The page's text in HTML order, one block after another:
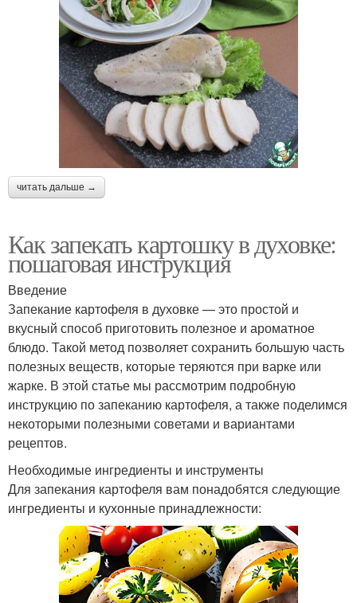
читать дальше →
Как запекать картошку в духовке:
пошаговая инструкция
Введение
Запекание картофеля в духовке — это простой и
вкусный способ приготовить полезное и ароматное
блюдо. Такой метод позволяет сохранить большую часть
полезных веществ, которые теряются при варке или
жарке. В этой статье мы рассмотрим подробную
инструкцию по запеканию картофеля, а также поделимся
некоторыми полезными советами и вариантами
рецептов.
Необходимые ингредиенты и инструменты
Для запекания картофеля вам понадобятся следующие
ингредиенты и кухонные принадлежности: